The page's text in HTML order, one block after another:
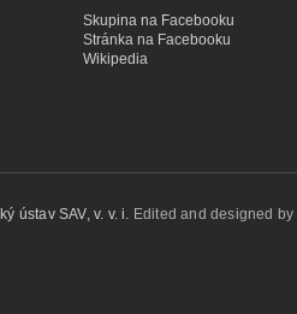
Skupina na Facebooku
Stránka na Facebooku
Wikipedia
ústav SAV, v. v. i. Edited and designed by